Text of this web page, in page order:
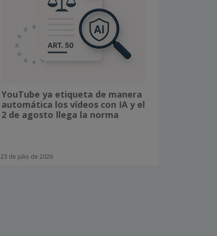
YouTube ya etiqueta de manera
automática los vídeos con IA y el
2 de agosto llega la norma
23 de julio de 2026